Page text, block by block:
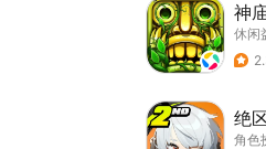
神
休闲
绝
角色